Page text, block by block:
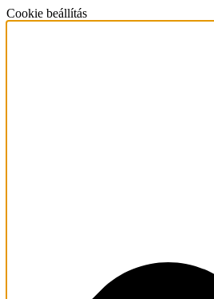
Cookie beállítás